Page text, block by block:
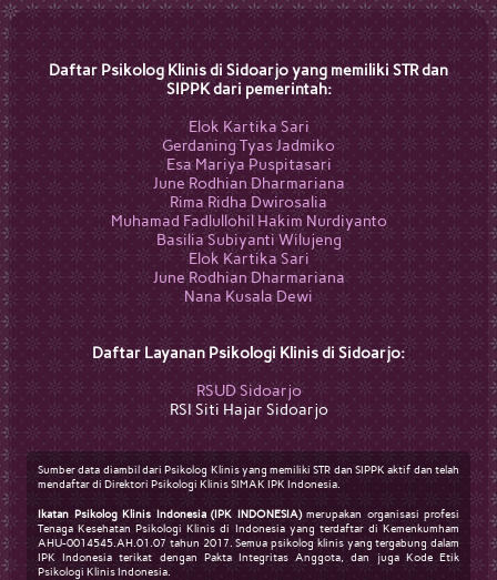
Daftar Psikolog Klinis di Sidoarjo yang memiliki STR dan
SIPPK dari pemerintah:
Elok Kartika Sari
Gerdaning Tyas Jadmiko
Esa Mariya Puspitasari
June Rodhian Dharmariana
Rima Ridha Dwirosalia
Muhamad Fadlullohil Hakim Nurdiyanto
Basilia Subiyanti Wilujeng
Elok Kartika Sari
June Rodhian Dharmariana
Nana Kusala Dewi
Daftar Layanan Psikologi Klinis di Sidoarjo:
RSUD Sidoarjo
RSI Siti Hajar Sidoarjo
Sumber data diambil dari Psikolog Klinis yang memiliki STR dan SIPPK aktif dan telah
mendaftar di Direktori Psikologi Klinis SIMAK IPK Indonesia.
Ikatan Psikolog Klinis Indonesia (IPK INDONESIA)merupakan organisasi profesi
Tenaga Kesehatan Psikologi Klinis di Indonesia yang terdaftar di Kemenkumham
AHU-0014545.AH.01.07 tahun 2017. Semua psikolog klinis yang tergabung dalam
IPK Indonesia terikat dengan Pakta Integritas Anggota, dan juga Kode Etik
Psikologi Klinis Indonesia.